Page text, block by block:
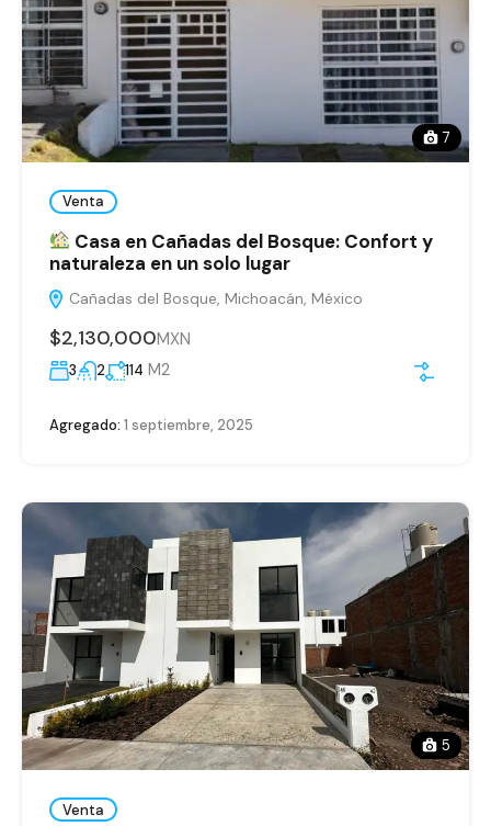
7
Venta
Casa en Cañadas del Bosque: Confort y
naturaleza en un solo lugar
Cañadas del Bosque, Michoacán, México
$2,130,000MXN
3 2 114 M2
Agregado: 1 septiembre, 2025
5
Venta